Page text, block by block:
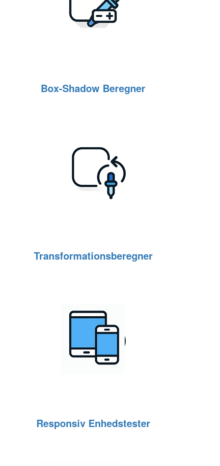
Box‑Shadow Beregner
Transformationsberegner
Responsiv Enhedstester